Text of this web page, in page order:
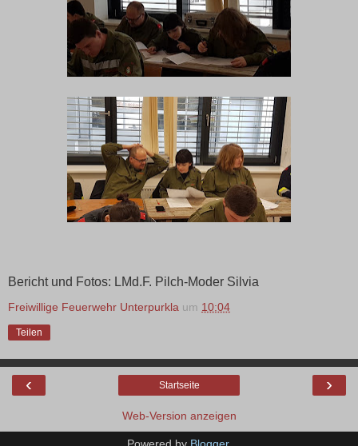
Bericht und Fotos: LMd.F. Pilch-Moder Silvia
Freiwillige Feuerwehr Unterpurkla um 10:04
Teilen
‹ ›
Startseite
Web-Version anzeigen